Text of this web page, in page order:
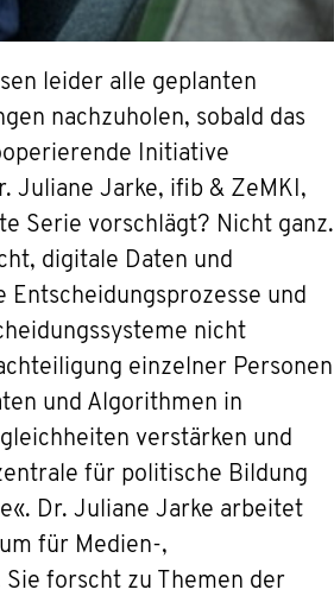
leider alle geplanten
nachzuholen, sobald das
Initiative
Juliane Jarke, ifib & ZeMKI,
Serie vorschlägt? Nicht ganz.
digitale Daten und
und
nicht
einzelner Personen
und Algorithmen in
verstärken und
für politische Bildung
Dr. Juliane Jarke arbeitet
für Medien-,
forscht zu Themen der